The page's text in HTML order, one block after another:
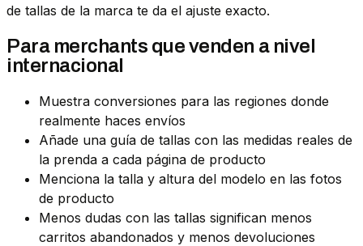
de tallas de la marca te da el ajuste exacto.
Para merchants que venden a nivel
internacional
Muestra conversiones para las regiones donde
realmente haces envíos
Añade una guía de tallas con las medidas reales de
la prenda a cada página de producto
Menciona la talla y altura del modelo en las fotos
de producto
Menos dudas con las tallas significan menos
carritos abandonados y menos devoluciones